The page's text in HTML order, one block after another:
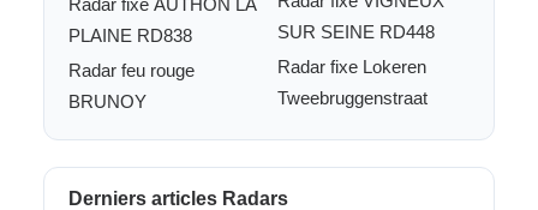
Radar fixe AUTHON LA
PLAINE RD838
Radar feu rouge
BRUNOY
SUR SEINE RD448
Radar fixe Lokeren
Tweebruggenstraat
Derniers articles Radars